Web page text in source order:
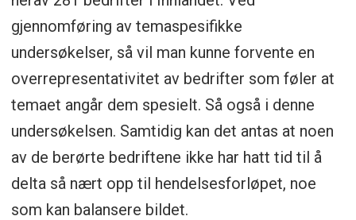
gjennomføring av temaspesifikke
undersøkelser, så vil man kunne forvente en
overrepresentativitet av bedrifter som føler at
temaet angår dem spesielt. Så også i denne
undersøkelsen. Samtidig kan det antas at noen
av de berørte bedriftene ikke har hatt tid til å
delta så nært opp til hendelsesforløpet, noe
som kan balansere bildet.